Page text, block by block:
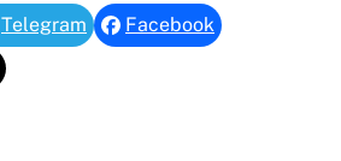
Telegram
Facebook